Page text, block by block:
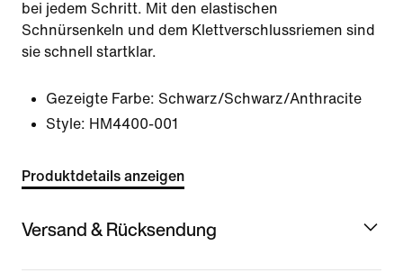
bei jedem Schritt. Mit den elastischen
Schnürsenkeln und dem Klettverschlussriemen sind
sie schnell startklar.
Gezeigte Farbe: Schwarz/Schwarz/Anthracite
Style: HM4400-001
Produktdetails anzeigen
Versand & Rücksendung